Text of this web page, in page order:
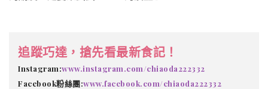
追蹤巧達，搶先看最新食記！
Instagram:www.instagram.com/chiaoda222332
Facebook粉絲團:www.facebook.com/chiaoda222332